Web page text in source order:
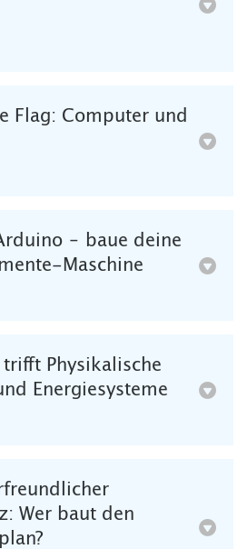
Flag: Computer und
– baue deine
Maschine
Physikalische
Energiesysteme
Wer baut den